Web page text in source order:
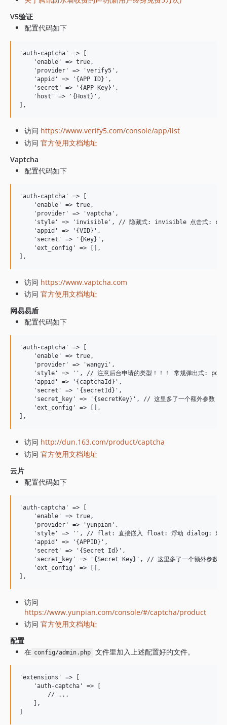
V5验证
配置代码如下
'auth-captcha' => [
    'enable' => true,
    'provider' => 'verify5',
    'appid' => '{APP ID}',
    'secret' => '{APP Key}',
    'host' => '{Host}',
访问 https://www.verify5.com/console/app/list
访问 官方使用文档地址
Vaptcha
配置代码如下
'auth-captcha' => [
    'enable' => true,
    'provider' => 'vaptcha',
'style' => 'invisible', // 隐藏式: invisible 点击式:
    'appid' => '{VID}',
    'secret' => '{Key}',
    'ext_config' => [],
访问 https://www.vaptcha.com
访问 官方使用文档地址
网易易盾
配置代码如下
'auth-captcha' => [
    'enable' => true,
    'provider' => 'wangyi',
'style' => '', // 注意后台申请的类型！！！ 常规弹出式:
    'appid' => '{captchaId}',
    'secret' => '{secretId}',
'secret_key' => '{secretKey}', // 这里多了一个额外参数，请
    'ext_config' => [],
访问 http://dun.163.com/product/captcha
访问 官方使用文档地址
云片
配置代码如下
'auth-captcha' => [
    'enable' => true,
    'provider' => 'yunpian',
'style' => '', // flat: 直接嵌入 float: 浮动 dialog: 对话
    'appid' => '{APPID}',
    'secret' => '{Secret Id}',
'secret_key' => '{Secret Key}', // 这里多了一个额外参数，
    'ext_config' => [],
访问
https://www.yunpian.com/console/#/captcha/product
访问 官方使用文档地址
配置
在 config/admin.php 文件里加入上述配置好的文件。
'extensions' => [
    'auth-captcha' => [
        // ...
    ],